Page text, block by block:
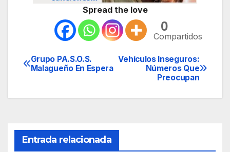
Spread the love
0
Compartidos
Navegación Vehículos Inseguros:
Números Que
Preocupan
Grupo PA.S.O.S.
Malagueño En Espera
Entrada relacionada